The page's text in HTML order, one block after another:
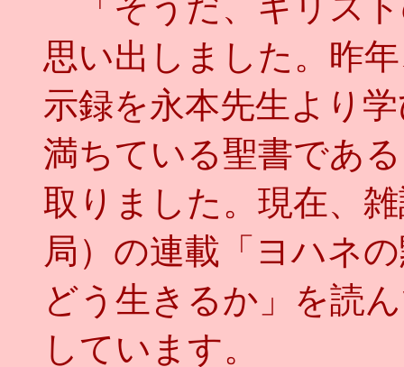
思い出しました。昨
示録を永本先生より
満ちている聖書であ
取りました。現在、
局）の連載「ヨハネ
どう生きるか」を読
しています。